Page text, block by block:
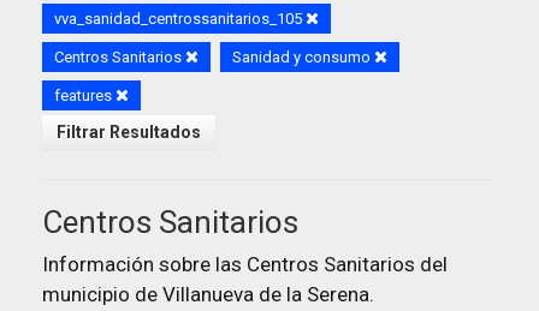
vva_sanidad_centrossanitarios_105
Centros Sanitarios Sanidad y consumo
features
Filtrar Resultados
Centros Sanitarios
Información sobre las Centros Sanitarios del
municipio de Villanueva de la Serena.